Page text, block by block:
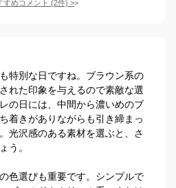
すめコメント (2件) >
特別な日ですね。ブラウン系の
れた印象を与えるので素敵な選
の日には、中間から濃いめのブ
着きがありながらも引き締まっ
光沢感のある素材を選ぶと、さ
う。
色選びも重要です。シンプルで